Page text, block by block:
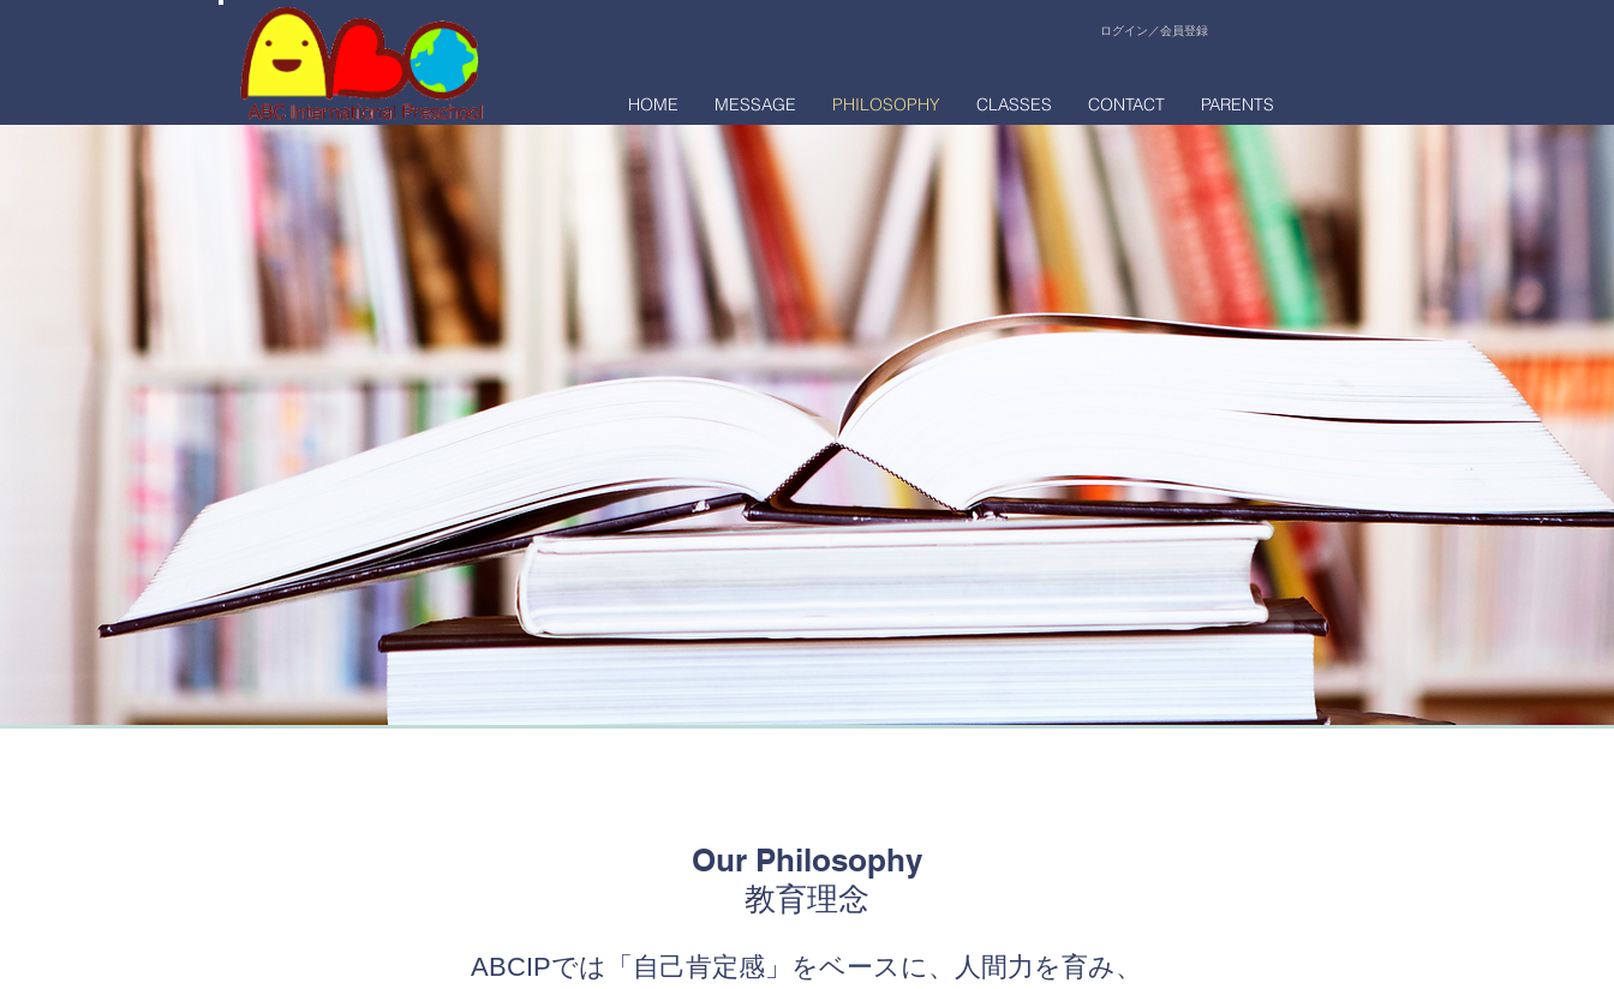
ログイン／会員登録
HOME MESSAGE PHILOSOPHY CLASSES CONTACT PARENTS
Our Philosophy
​教育理念
ABCIPでは「自己重要感」をベースに、人間力を育み、
Our Philosophy
​教育理念
ABCIPでは「自己肯定感」をベースに、人間力を育み、